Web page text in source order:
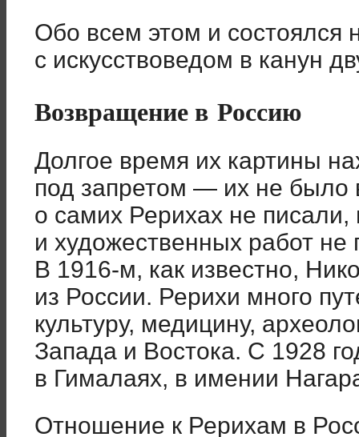
Обо всем этом и состоялся
с искусствоведом в канун
Возвращение в Россию
Долгое время их картины
под запретом — их не было
о самих Рерихах не писали,
и художественных работ не
В 1916-м, как известно,
из России. Рерихи много
культуру, медицину,
Запада и Востока. С 1928
в Гималаях, в имении
Отношение к Рерихам в